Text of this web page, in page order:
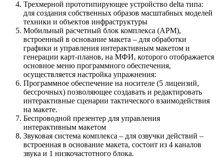
Трехмерной прототипирующее устройство delta типа:
для создания собственных образов масштабных моделей
техники и объектов инфраструктуры
Мобильный расчетный блок комплекса (АРМ),
встроенный в основание макета – для обработки
графики и управления интерактивным макетом и
генерации карт-планов, на МФИ, которого отображается
основное меню программного обеспечения,
осуществляется настройка упражнения:
Программное обеспечение на носителе (5 лицензий,
бессрочных) позволяющее создавать и редактировать
интерактивные сценарии тактического взаимодействия
на макете.
Беспроводной презентер для управления
интерактивным макетом
Звуковая система комплекса – для озвучки действий –
встроенная в основание макета, состоит из 4 каналов
звука и 1 низкочастотного блока.